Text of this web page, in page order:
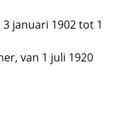
januari 1902 tot 1
van 1 juli 1920